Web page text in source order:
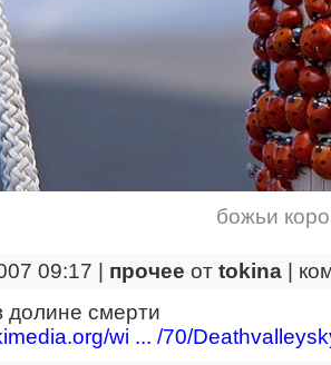
божьи
09:17 | прочее от tokina
долине смерти
wi ... /70/